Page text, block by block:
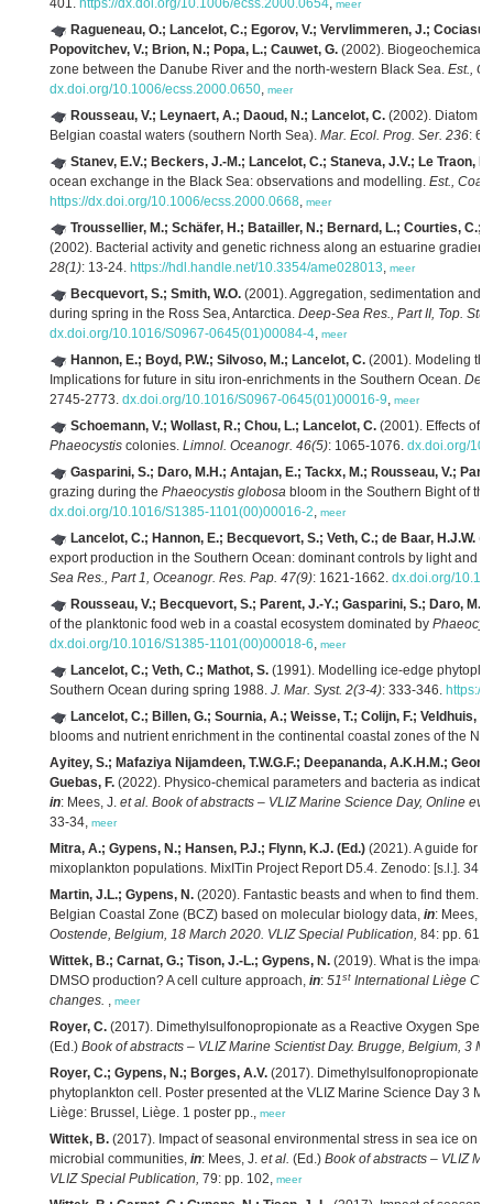
401. https://dx.doi.org/10.1006/ecss.2000.0654, meer
Ragueneau, O.; Lancelot, C.; Egorov, V.; Vervlimmeren, J.;
Popovitchev, V.; Brion, N.; Popa, L.; Cauwet, G. (2002). Biogeochemical
zone between the Danube River and the north-western Black Sea. Est.,
dx.doi.org/10.1006/ecss.2000.0650, meer
Rousseau, V.; Leynaert, A.; Daoud, N.; Lancelot, C. (2002). Diatom
Belgian coastal waters (southern North Sea). Mar. Ecol. Prog. Ser. 236:
Stanev, E.V.; Beckers, J.-M.; Lancelot, C.; Staneva, J.V.; Le Traon,
ocean exchange in the Black Sea: observations and modelling. Est.,
https://dx.doi.org/10.1006/ecss.2000.0668, meer
Troussellier, M.; Schäfer, H.; Batailler, N.; Bernard, L.; Courties, C.;
(2002). Bacterial activity and genetic richness along an estuarine
28(1): 13-24. https://hdl.handle.net/10.3354/ame028013, meer
Becquevort, S.; Smith, W.O. (2001). Aggregation, sedimentation and
during spring in the Ross Sea, Antarctica. Deep-Sea Res., Part II, Top.
dx.doi.org/10.1016/S0967-0645(01)00084-4, meer
Hannon, E.; Boyd, P.W.; Silvoso, M.; Lancelot, C. (2001). Modeling
Implications for future in situ iron-enrichments in the Southern Ocean.
2745-2773. dx.doi.org/10.1016/S0967-0645(01)00016-9, meer
Schoemann, V.; Wollast, R.; Chou, L.; Lancelot, C. (2001). Effects of
Phaeocystis colonies. Limnol. Oceanogr. 46(5): 1065-1076. dx.doi.org/
Gasparini, S.; Daro, M.H.; Antajan, E.; Tackx, M.; Rousseau, V.;
grazing during the Phaeocystis globosa bloom in the Southern Bight of
dx.doi.org/10.1016/S1385-1101(00)00016-2, meer
Lancelot, C.; Hannon, E.; Becquevort, S.; Veth, C.; de Baar, H.J.W.
export production in the Southern Ocean: dominant controls by light and
Sea Res., Part 1, Oceanogr. Res. Pap. 47(9): 1621-1662. dx.doi.org/
Rousseau, V.; Becquevort, S.; Parent, J.-Y.; Gasparini, S.; Daro,
of the planktonic food web in a coastal ecosystem dominated by
dx.doi.org/10.1016/S1385-1101(00)00018-6, meer
Lancelot, C.; Veth, C.; Mathot, S. (1991). Modelling ice-edge
Southern Ocean during spring 1988. J. Mar. Syst. 2(3-4): 333-346. https://
Lancelot, C.; Billen, G.; Sournia, A.; Weisse, T.; Colijn, F.; Veldhuis,
blooms and nutrient enrichment in the continental coastal zones of the
Ayitey, S.; Mafaziya Nijamdeen, T.W.G.F.; Deepananda, A.K.H.M.;
Guebas, F. (2022). Physico-chemical parameters and bacteria as
in: Mees, J. et al. Book of abstracts – VLIZ Marine Science Day, Online
33-34, meer
Mitra, A.; Gypens, N.; Hansen, P.J.; Flynn, K.J. (Ed.) (2021). A guide for
mixoplankton populations. MixITin Project Report D5.4. Zenodo: [s.l.]. 34
Martin, J.L.; Gypens, N. (2020). Fantastic beasts and when to find them.
Belgian Coastal Zone (BCZ) based on molecular biology data, in: Mees, J.
Oostende, Belgium, 18 March 2020. VLIZ Special Publication, 84: pp. 61-
Wittek, B.; Carnat, G.; Tison, J.-L.; Gypens, N. (2019). What is the
DMSO production? A cell culture approach, in: 51st International Liège
changes. , meer
Royer, C. (2017). Dimethylsulfonopropionate as a Reactive Oxygen
(Ed.) Book of abstracts – VLIZ Marine Scientist Day. Brugge, Belgium, 3
Royer, C.; Gypens, N.; Borges, A.V. (2017). Dimethylsulfonopropionate
phytoplankton cell. Poster presented at the VLIZ Marine Science Day 3
Liège: Brussel, Liège. 1 poster pp., meer
Wittek, B. (2017). Impact of seasonal environmental stress in sea ice on
microbial communities, in: Mees, J. et al. (Ed.) Book of abstracts – VLIZ
VLIZ Special Publication, 79: pp. 102, meer